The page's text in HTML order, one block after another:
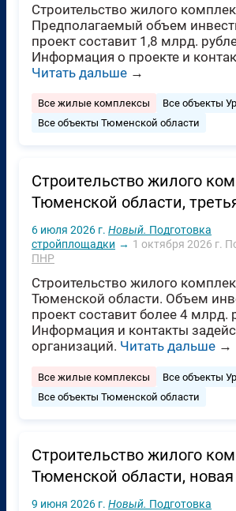
Строительство жилого
Предполагаемый объем
проект составит 1,8 млрд.
Информация о проекте и
Читать дальше →
Все жилые комплексы
Все объекты
Все объекты Тюменской области
Строительство жилого
Тюменской области,
6 июля 2026 г. Новый. Подготовка
стройплощадки → 1 октября 2026 г.
ПНР
Строительство жилого
Тюменской области. Объем
проект составит более 4 млрд.
Информация и контакты
организаций. Читать дальше →
Все жилые комплексы
Все объекты
Все объекты Тюменской области
Строительство жилого
Тюменской области,
9 июня 2026 г. Новый. Подготовка